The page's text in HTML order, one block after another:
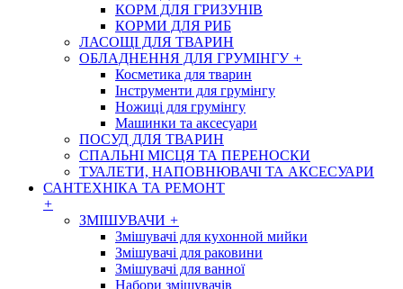
КОРМ ДЛЯ ГРИЗУНІВ
КОРМИ ДЛЯ РИБ
ЛАСОЩІ ДЛЯ ТВАРИН
ОБЛАДНЕННЯ ДЛЯ ГРУМІНГУ +
Косметика для тварин
Інструменти для грумінгу
Ножиці для грумінгу
Машинки та аксесуари
ПОСУД ДЛЯ ТВАРИН
СПАЛЬНІ МІСЦЯ ТА ПЕРЕНОСКИ
ТУАЛЕТИ, НАПОВНЮВАЧІ ТА АКСЕСУАРИ
САНТЕХНІКА ТА РЕМОНТ
+
ЗМІШУВАЧИ +
Змішувачі для кухонной мийки
Змішувачі для раковини
Змішувачі для ванної
Набори змішувачів